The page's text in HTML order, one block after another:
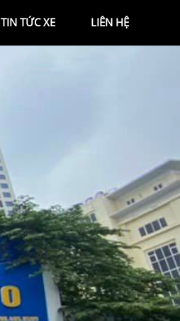
TIN TỨC XE LIÊN HỆ